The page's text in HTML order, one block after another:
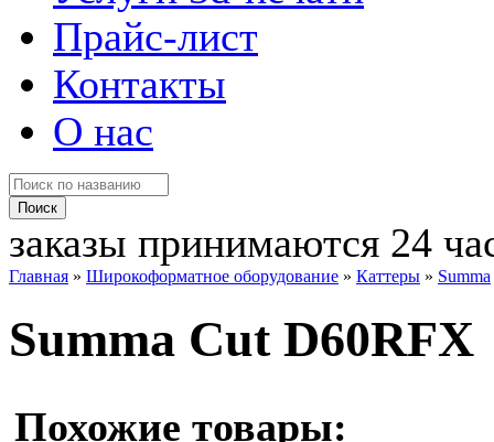
Прайс-лист
Контакты
О нас
заказы принимаются 24
Главная » Широкоформатное оборудование » Каттеры » Summa
Summa Cut D60RFX
Похожие товары: